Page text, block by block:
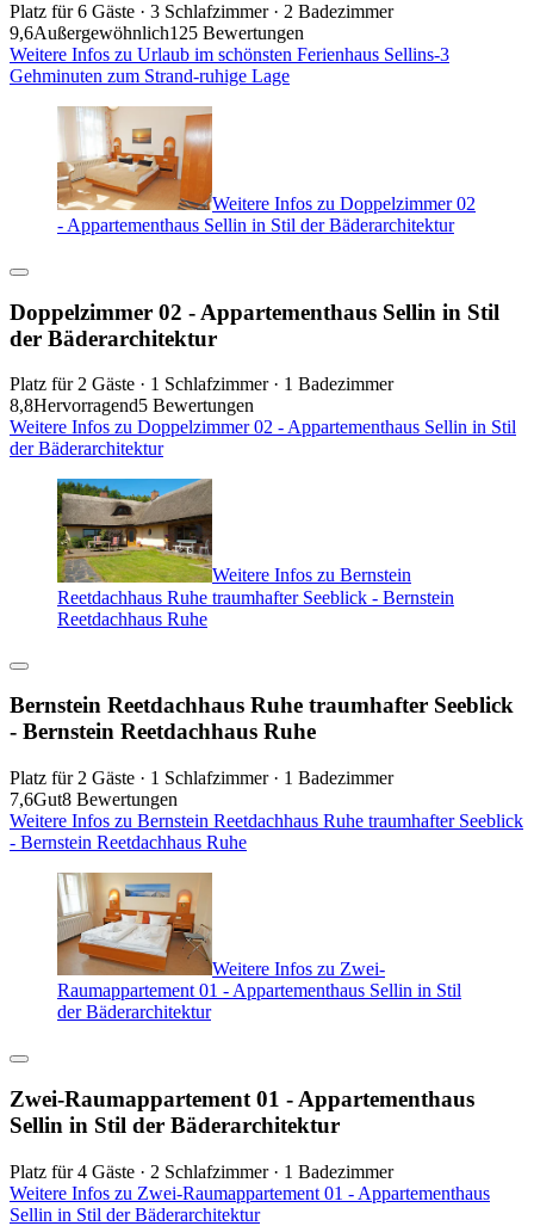
Platz für 6 Gäste · 3 Schlafzimmer · 2 Badezimmer
9,6Außergewöhnlich125 Bewertungen
Weitere Infos zu Urlaub im schönsten Ferienhaus Sellins-3
Gehminuten zum Strand-ruhige Lage
Weitere Infos zu Doppelzimmer 02
- Appartementhaus Sellin in Stil der Bäderarchitektur
Doppelzimmer 02 - Appartementhaus Sellin in Stil
der Bäderarchitektur
Platz für 2 Gäste · 1 Schlafzimmer · 1 Badezimmer
8,8Hervorragend5 Bewertungen
Weitere Infos zu Doppelzimmer 02 - Appartementhaus Sellin in Stil
der Bäderarchitektur
Weitere Infos zu Bernstein
Reetdachhaus Ruhe traumhafter Seeblick - Bernstein
Reetdachhaus Ruhe
Bernstein Reetdachhaus Ruhe traumhafter Seeblick
- Bernstein Reetdachhaus Ruhe
Platz für 2 Gäste · 1 Schlafzimmer · 1 Badezimmer
7,6Gut8 Bewertungen
Weitere Infos zu Bernstein Reetdachhaus Ruhe traumhafter Seeblick
- Bernstein Reetdachhaus Ruhe
Weitere Infos zu Zwei-
Raumappartement 01 - Appartementhaus Sellin in Stil
der Bäderarchitektur
Zwei-Raumappartement 01 - Appartementhaus
Sellin in Stil der Bäderarchitektur
Platz für 4 Gäste · 2 Schlafzimmer · 1 Badezimmer
Weitere Infos zu Zwei-Raumappartement 01 - Appartementhaus
Sellin in Stil der Bäderarchitektur